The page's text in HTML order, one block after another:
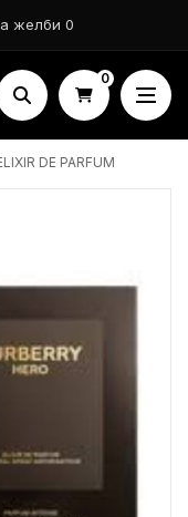
желби 0
0
DE PARFUM